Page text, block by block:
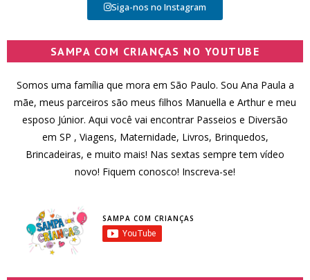
Siga-nos no Instagram
SAMPA COM CRIANÇAS NO YOUTUBE
Somos uma família que mora em São Paulo. Sou Ana Paula a
mãe, meus parceiros são meus filhos Manuella e Arthur e meu
esposo Júnior. Aqui você vai encontrar Passeios e Diversão
em SP , Viagens, Maternidade, Livros, Brinquedos,
Brincadeiras, e muito mais! Nas sextas sempre tem vídeo
novo! Fiquem conosco! Inscreva-se!
SAMPA COM CRIANÇAS